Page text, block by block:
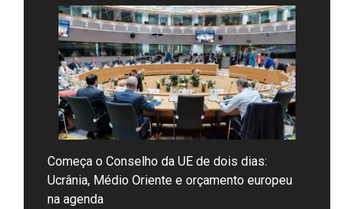
Começa o Conselho da UE de dois dias:
Ucrânia, Médio Oriente e orçamento europeu
na agenda